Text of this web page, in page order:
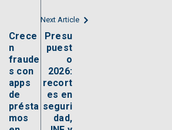
Crece
n
fraude
s con
apps
de
présta
mos
Next Article
Presu
puest
o
2026:
recort
es en
seguri
dad,